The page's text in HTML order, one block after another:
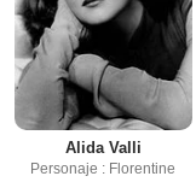
Alida Valli
Personaje : Florentine